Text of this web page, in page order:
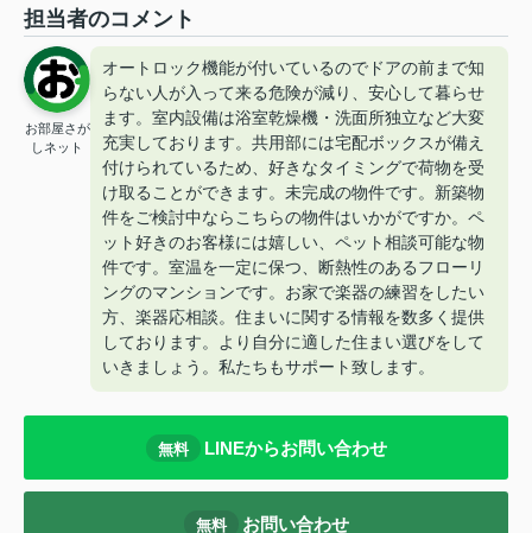
担当者のコメント
お部屋さが
しネット
オートロック機能が付いているのでドアの前まで知
らない人が入って来る危険が減り、安心して暮らせ
ます。室内設備は浴室乾燥機・洗面所独立など大変
充実しております。共用部には宅配ボックスが備え
付けられているため、好きなタイミングで荷物を受
け取ることができます。未完成の物件です。新築物
件をご検討中ならこちらの物件はいかがですか。ペ
ット好きのお客様には嬉しい、ペット相談可能な物
件です。室温を一定に保つ、断熱性のあるフローリ
ングのマンションです。お家で楽器の練習をしたい
方、楽器応相談。住まいに関する情報を数多く提供
しております。より自分に適した住まい選びをして
いきましょう。私たちもサポート致します。
無料 LINEからお問い合わせ
無料 お問い合わせ